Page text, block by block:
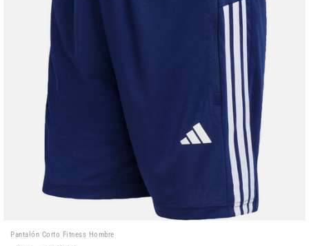
Pantalón Corto Fitness Hombre